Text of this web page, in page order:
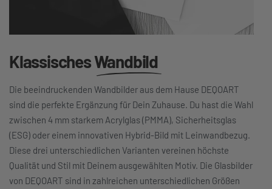
KlassischesWandbild
Die beeindruckenden Wandbilder aus dem Hause DEQOART
sind die perfekte Ergänzung für Dein Zuhause. Du hast die Wahl
zwischen 4 mm starkem Acrylglas (PMMA), Sicherheitsglas
(ESG) oder einem innovativen Hybrid-Bild mit Leinwandbezug.
Diese drei unterschiedlichen Varianten vereinen höchste
Qualität und Stil mit Deinem ausgewählten Motiv. Die Glasbilder
von DEQOART sind in zahlreichen unterschiedlichen Größen